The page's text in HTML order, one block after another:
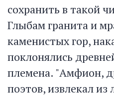
сохранить в такой
Глыбам гранита и
каменистых гор,
поклонялись
племена. "Амфион,
поэтов, извлекал из